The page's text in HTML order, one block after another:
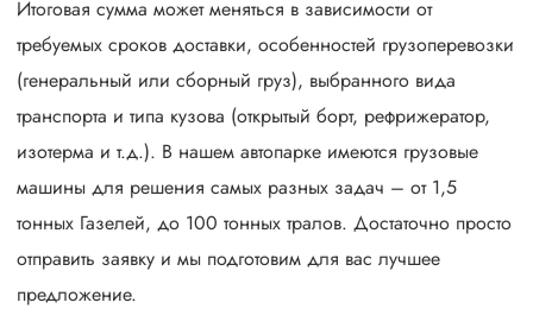
Итоговая сумма может меняться в зависимости от
требуемых сроков доставки, особенностей грузоперевозки
(генеральный или сборный груз), выбранного вида
транспорта и типа кузова (открытый борт, рефрижератор,
изотерма и т.д.). В нашем автопарке имеются грузовые
машины для решения самых разных задач – от 1,5
тонных Газелей, до 100 тонных тралов. Достаточно просто
отправить заявку и мы подготовим для вас лучшее
предложение.